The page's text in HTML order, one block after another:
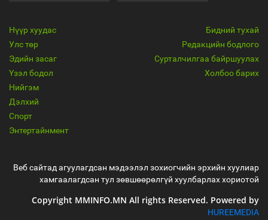
Нүүр хуудас
Улс төр
Эдийн засаг
Үзэл бодол
Нийгэм
Дэлхий
Спорт
Энтертайнмент
Бидний тухай
Редакцийн бодлого
Сурталчилгаа байршуулах
Холбоо барих
Веб сайтад агуулагдсан мэдээлэл зохиогчийн эрхийн хуулиар
хамгаалагдсан тул зөвшөөрөлгүй хуулбарлах хориотой
Copyright MMINFO.MN All rights Reserved. Powered by
HUREEMEDIA